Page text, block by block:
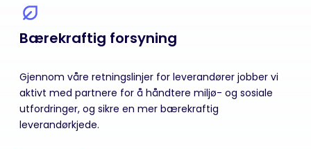
Bærekraftig forsyning
Gjennom våre retningslinjer for leverandører jobber vi
aktivt med partnere for å håndtere miljø- og sosiale
utfordringer, og sikre en mer bærekraftig
leverandørkjede.